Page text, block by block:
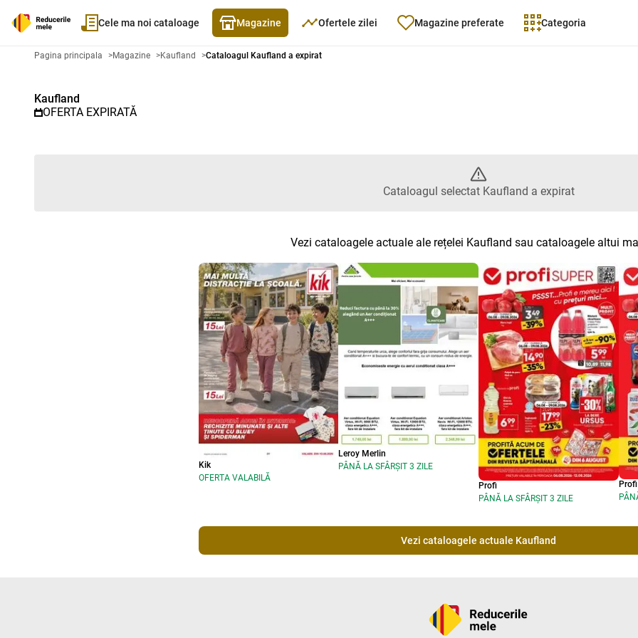
Cele ma noi cataloage Magazine Ofertele zilei Magazine preferate Categoria
Catalog promoțional Kaufland - Catalogul selectat Kaufland a
Pagina principala >Magazine >Kaufland >Cataloagul Kaufland a expirat
Kaufland
OFERTA EXPIRATĂ
Cataloagul selectat Kaufland a expirat
Vezi cataloagele actuale ale rețelei Kaufland sau cataloagele altui
Kik
OFERTA VALABILĂ
Leroy Merlin
PÂNĂ LA SFÂRȘIT 3 ZILE
Profi
PÂNĂ LA SFÂRȘIT 3 ZILE
Profi
Vezi cataloagele actuale Kaufland